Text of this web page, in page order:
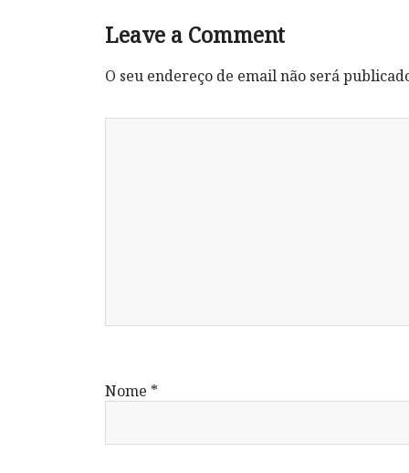
Leave a Comment
O seu endereço de email não será
Nome *